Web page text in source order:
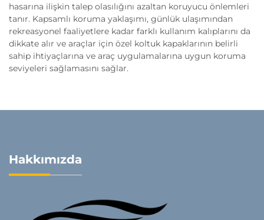
hasarına ilişkin talep olasılığını azaltan koruyucu önlemleri
tanır. Kapsamlı koruma yaklaşımı, günlük ulaşımından
rekreasyonel faaliyetlere kadar farklı kullanım kalıplarını da
dikkate alır ve araçlar için özel koltuk kapaklarının belirli
sahip ihtiyaçlarına ve araç uygulamalarına uygun koruma
seviyeleri sağlamasını sağlar.
Hakkımızda